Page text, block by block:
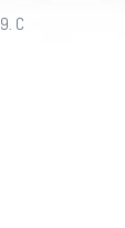
9. C